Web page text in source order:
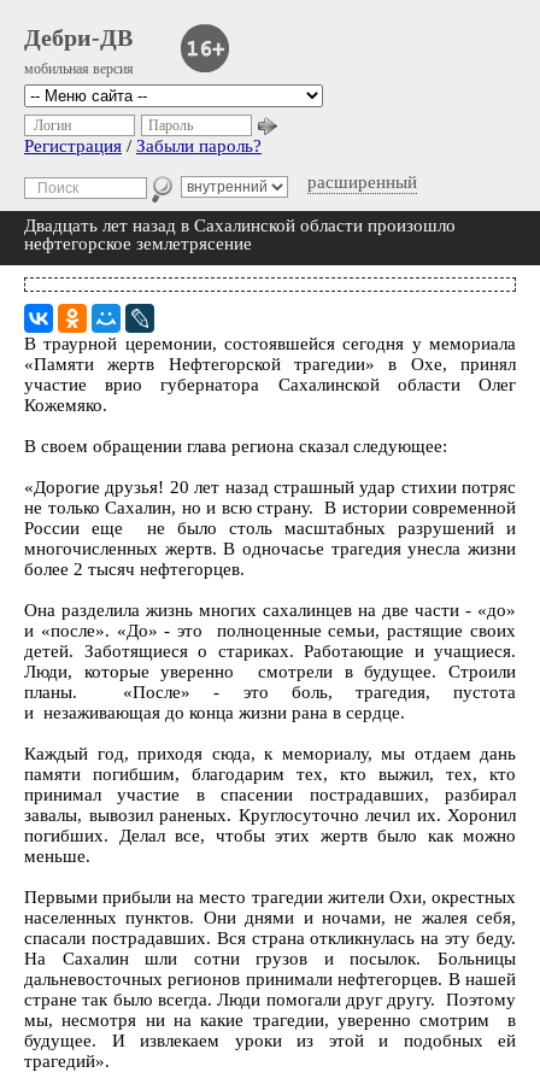
Дебри-ДВ
мобильная версия
расширенный
Логин Пароль
Регистрация / Забыли пароль?
Двадцать лет назад в Сахалинской области произошло
нефтегорское землетрясение
В траурной церемонии, состоявшейся сегодня у мемориала
«Памяти жертв Нефтегорской трагедии» в Охе, принял
участие врио губернатора Сахалинской области Олег
Кожемяко.
В своем обращении глава региона сказал следующее:
«Дорогие друзья! 20 лет назад страшный удар стихии потряс
не только Сахалин, но и всю страну. В истории современной
России еще не было столь масштабных разрушений и
многочисленных жертв. В одночасье трагедия унесла жизни
более 2 тысяч нефтегорцев.
Она разделила жизнь многих сахалинцев на две части - «до»
и «после». «До» - это полноценные семьи, растящие своих
детей. Заботящиеся о стариках. Работающие и учащиеся.
Люди, которые уверенно смотрели в будущее. Строили
планы. «После» - это боль, трагедия, пустота
и незаживающая до конца жизни рана в сердце.
Каждый год, приходя сюда, к мемориалу, мы отдаем дань
памяти погибшим, благодарим тех, кто выжил, тех, кто
принимал участие в спасении пострадавших, разбирал
завалы, вывозил раненых. Круглосуточно лечил их. Хоронил
погибших. Делал все, чтобы этих жертв было как можно
меньше.
Первыми прибыли на место трагедии жители Охи, окрестных
населенных пунктов. Они днями и ночами, не жалея себя,
спасали пострадавших. Вся страна откликнулась на эту беду.
На Сахалин шли сотни грузов и посылок. Больницы
дальневосточных регионов принимали нефтегорцев. В нашей
стране так было всегда. Люди помогали друг другу. Поэтому
мы, несмотря ни на какие трагедии, уверенно смотрим в
будущее. И извлекаем уроки из этой и подобных ей
трагедий».